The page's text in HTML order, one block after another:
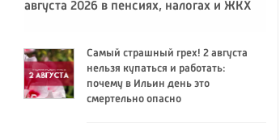
августа 2026 в пенсиях, налогах и ЖКХ
Самый страшный грех! 2 августа
нельзя купаться и работать:
почему в Ильин день это
смертельно опасно